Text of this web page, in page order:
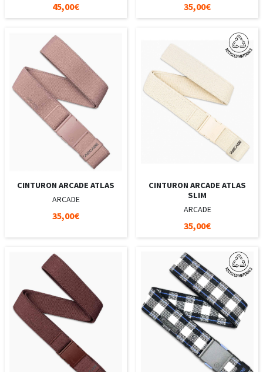
45,00€ 35,00€
CINTURON ARCADE ATLAS
ARCADE
35,00€
CINTURON ARCADE ATLAS
SLIM
ARCADE
35,00€